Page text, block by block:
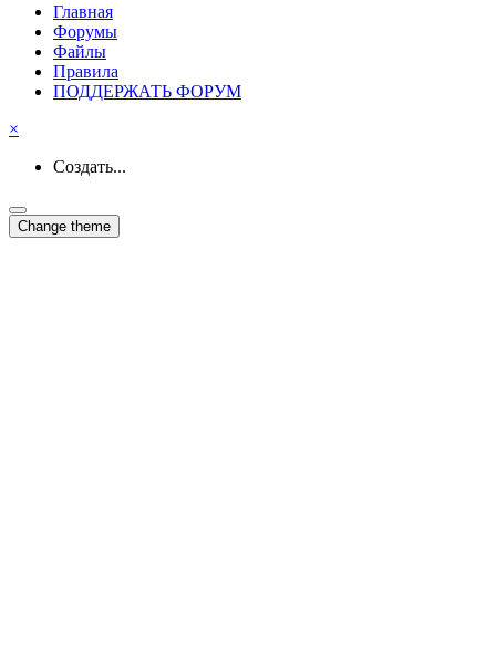
Главная
Форумы
Файлы
Правила
ПОДДЕРЖАТЬ ФОРУМ
×
Создать...
Change theme